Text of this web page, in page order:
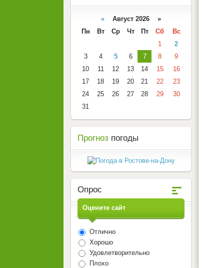
« Август 2026 »
Пн
Вт Ср Чт Пт Сб
Вс
1
2
3
4 5 6 7 8
9
10
11 12 13 14 15
16
17
18 19 20 21 22
23
24
25 26 27 28 29
30
31
Прогноз погоды
Опрос
Оцените сайт
Отлично
Хорошо
Удовлетворительно
Плохо